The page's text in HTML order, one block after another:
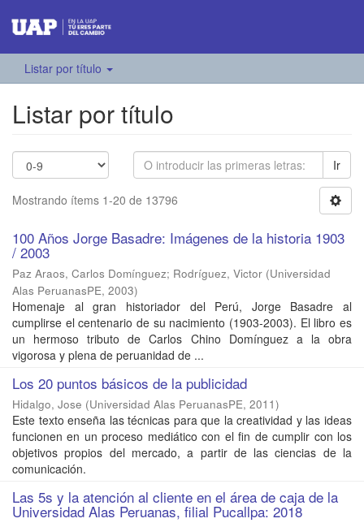
Listar por título
Listar por título
Ir
Mostrando ítems 1-20 de 13796
100 Años Jorge Basadre: Imágenes de la historia 1903
/ 2003
Paz Araos, Carlos Domínguez; Rodríguez, Victor (Universidad
Alas PeruanasPE, 2003)
Homenaje al gran historiador del Perú, Jorge Basadre al
cumplirse el centenario de su nacimiento (1903-2003). El libro es
un hermoso tributo de Carlos Chino Domínguez a la obra
vigorosa y plena de peruanidad de ...
Los 20 puntos básicos de la publicidad
Hidalgo, Jose (Universidad Alas PeruanasPE, 2011)
Este texto enseña las técnicas para que la creatividad y las ideas
funcionen en un proceso mediático con el fin de cumplir con los
objetivos propios del mercado, a partir de las ciencias de la
comunicación.
Las 5s y la atención al cliente en el área de caja de la
Universidad Alas Peruanas, filial Pucallpa: 2018